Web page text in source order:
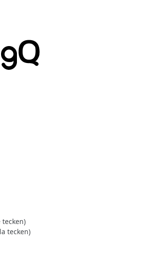
tecken)
tecken)